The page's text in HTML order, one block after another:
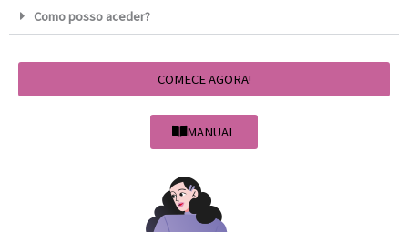
Como posso aceder?
COMECE AGORA!
MANUAL